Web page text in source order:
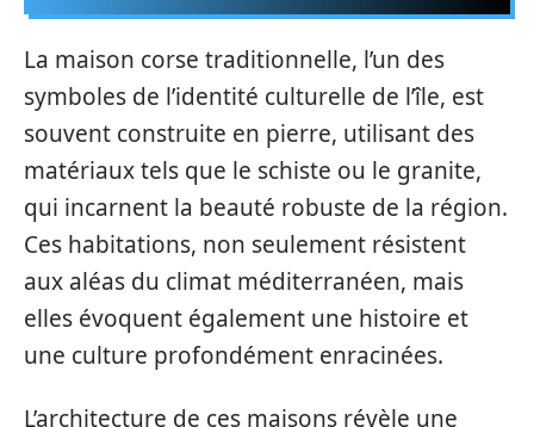
La maison corse traditionnelle, l’un des
symboles de l’identité culturelle de l’île, est
souvent construite en pierre, utilisant des
matériaux tels que le schiste ou le granite,
qui incarnent la beauté robuste de la région.
Ces habitations, non seulement résistent
aux aléas du climat méditerranéen, mais
elles évoquent également une histoire et
une culture profondément enracinées.
L’architecture de ces maisons révèle une